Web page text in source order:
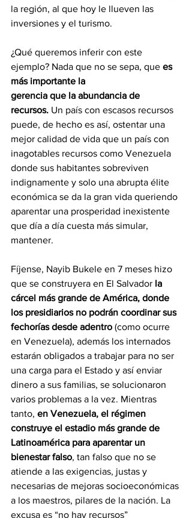
la región, al que hoy le llueven las
inversiones y el turismo.
¿Qué queremos inferir con este
ejemplo? Nada que no se sepa, que es
más importante la
gerencia que la abundancia de
recursos. Un país con escasos recursos
puede, de hecho es así, ostentar una
mejor calidad de vida que un país con
inagotables recursos como Venezuela
donde sus habitantes sobreviven
indignamente y solo una abrupta élite
económica se da la gran vida queriendo
aparentar una prosperidad inexistente
que día a día cuesta más simular,
mantener.
Fíjense, Nayib Bukele en 7 meses hizo
que se construyera en El Salvador la
cárcel más grande de América, donde
los presidiarios no podrán coordinar sus
fechorías desde adentro (como ocurre
en Venezuela), además los internados
estarán obligados a trabajar para no ser
una carga para el Estado y así enviar
dinero a sus familias, se solucionaron
varios problemas a la vez. Mientras
tanto, en Venezuela, el régimen
construye el estadio más grande de
Latinoamérica para aparentar un
bienestar falso, tan falso que no se
atiende a las exigencias, justas y
necesarias de mejoras socioeconómicas
a los maestros, pilares de la nación. La
excusa es “no hay recursos”